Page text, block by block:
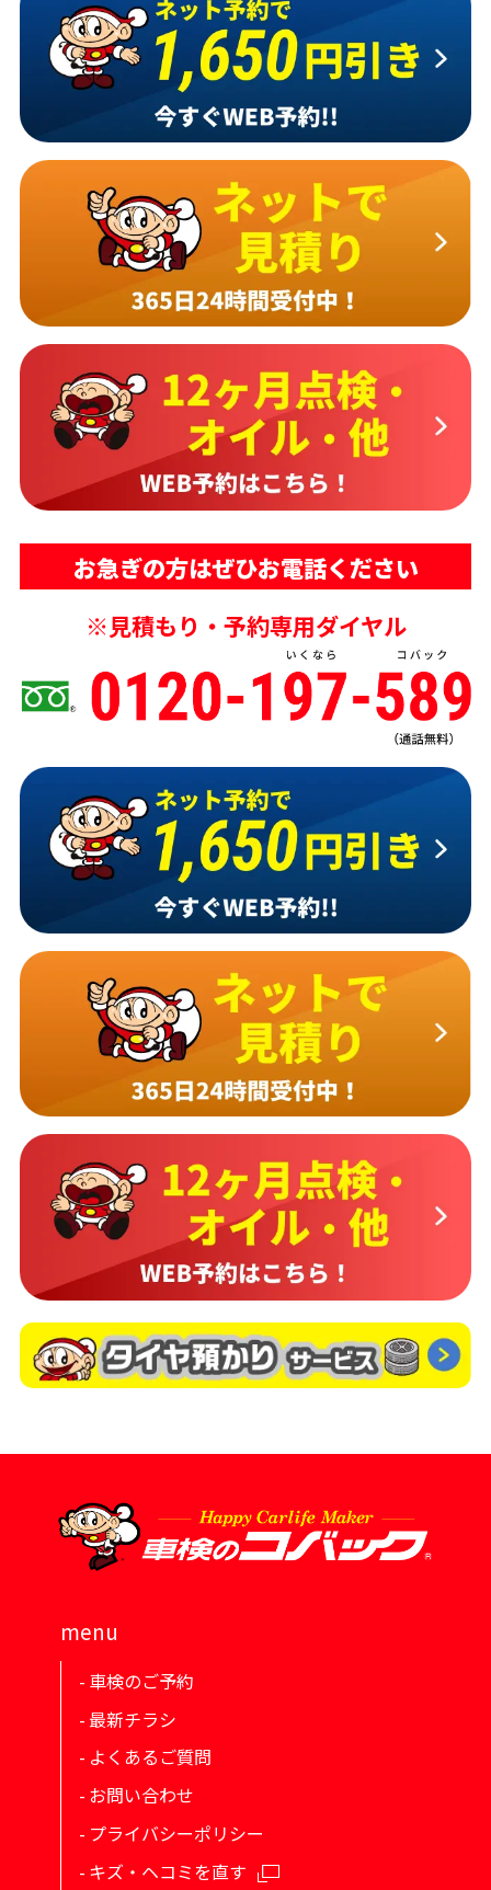
お急ぎの方はぜひお電話ください
※見積もり・予約専用ダイヤル
menu
車検のご予約
最新チラシ
よくあるご質問
お問い合わせ
プライバシーポリシー
キズ・ヘコミを直す